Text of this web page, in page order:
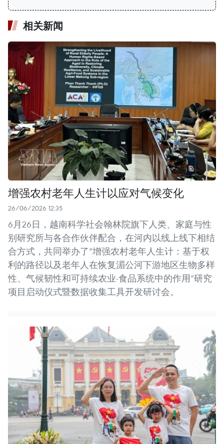
相关新闻
增强农村老年人生计以应对气候变化
26/06/2026 12:35
6月26日，越南科学社会翰林院旗下人类、家庭与性
别研究所与各合作伙伴配合，在河内以线上线下相结
合方式，共同举办了“增强农村老年人生计：基于权
利的路径以及老年人在恢复湄公河下游地区生物多样
性、气候韧性和可持续农业-食品系统中的作用”研究
项目启动仪式暨数据收集工具开发研讨会。